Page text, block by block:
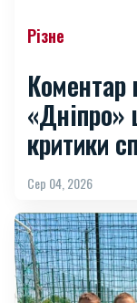
Різне
Коментар
«Дніпро»
критики
Сер 04, 2026